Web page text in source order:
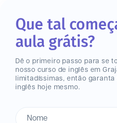
Que tal
aula grátis?
Dê o primeiro passo para se
nosso curso de inglês em
limitadíssimas, então
inglês hoje mesmo.
Nome